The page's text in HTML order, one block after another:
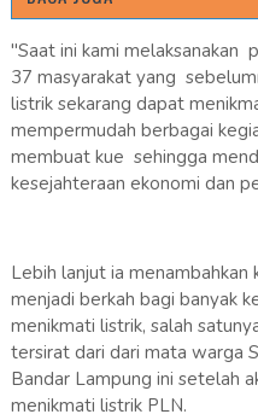
"Saat ini kami melaksanakan
37 masyarakat yang
listrik sekarang dapat
mempermudah berbagai
membuat kue sehingga
kesejahteraan ekonomi dan
Lebih lanjut ia menambahkan
menjadi berkah bagi banyak
menikmati listrik, salah
tersirat dari dari mata warga
Bandar Lampung ini setelah
menikmati listrik PLN.